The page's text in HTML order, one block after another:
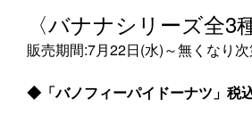
〈バナナシリーズ全3
販売期間:7月22日(水)～無くなり
◆「バノフィーパイドーナツ」税